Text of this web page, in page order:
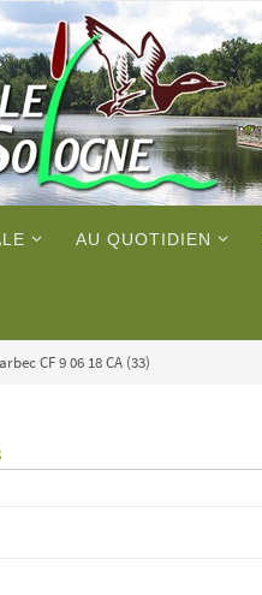
AU QUOTIDIEN
CF 9 06 18 CA (33)